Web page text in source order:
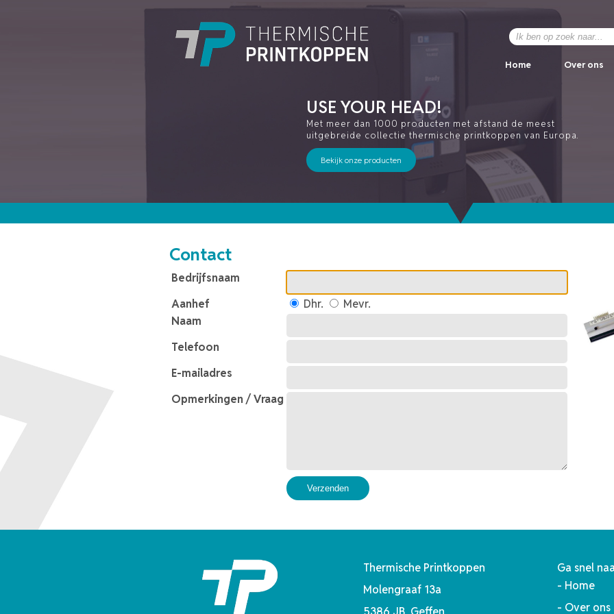
USE YOUR HEAD!
Met meer dan 1000 producten met afstand de meest
uitgebreide collectie thermische printkoppen van Europa.
Bekijk onze producten
Home Over ons
Contact
Bedrijfsnaam
Aanhef
Dhr.
Mevr.
Naam
Telefoon
E-mailadres
Opmerkingen / Vraag
Verzenden
Thermische Printkoppen
Molengraaf 13a
Ga snel
- Home
- Over ons